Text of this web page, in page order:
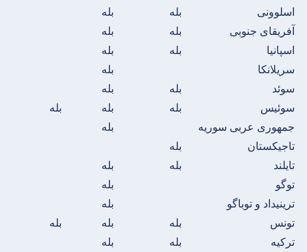
اسلوونی
بله
بله
آفریقای جنوبی
بله
بله
اسپانیا
بله
بله
سریلانکا
بله
سوئد
بله
بله
سوئیس
بله بله
بله
جمهوری عربی سوریه
بله
تاجیکستان
بله
تایلند
بله
بله
توگو
بله
ترینیداد و توباگو
بله
تونس
بله بله
بله
ترکیه
بله
بله